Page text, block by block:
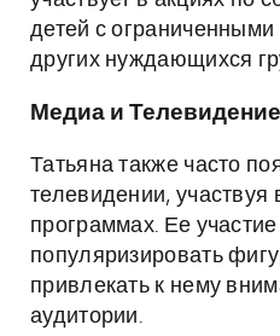
детей с
других нуждающихся
Медиа и Телевидение
Татьяна также часто
телевидении, участвуя
программах. Ее
популяризировать
привлекать к нему
аудитории.